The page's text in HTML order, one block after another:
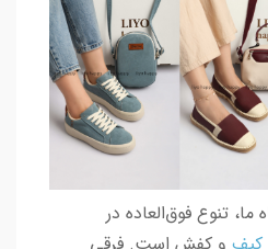
تنوع فوق‌العاده در